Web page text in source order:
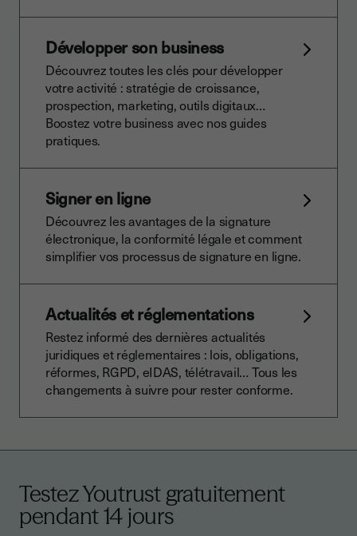
Développer son business
Découvrez toutes les clés pour développer
votre activité : stratégie de croissance,
prospection, marketing, outils digitaux…
Boostez votre business avec nos guides
pratiques.
Signer en ligne
Découvrez les avantages de la signature
électronique, la conformité légale et comment
simplifier vos processus de signature en ligne.
Actualités et réglementations
Restez informé des dernières actualités
juridiques et réglementaires : lois, obligations,
réformes, RGPD, eIDAS, télétravail… Tous les
changements à suivre pour rester conforme.
Testez Youtrust gratuitement
pendant 14 jours